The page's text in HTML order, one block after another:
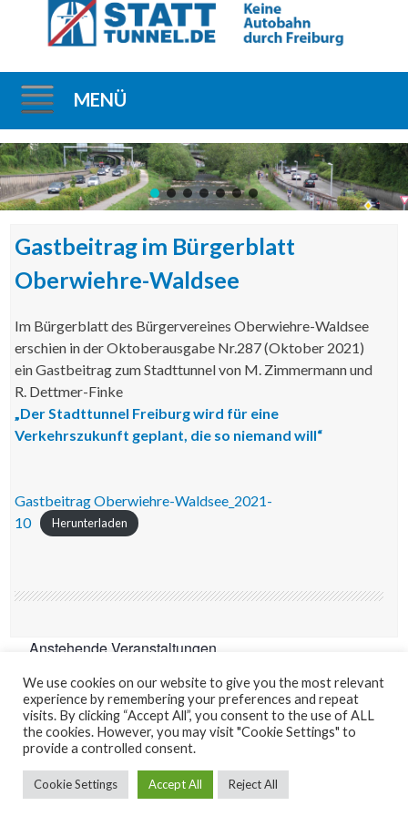
MENÜ
Direkt
zum
Inhalt
Gastbeitrag im Bürgerblatt
Oberwiehre-Waldsee
Im Bürgerblatt des Bürgervereines Oberwiehre-Waldsee
erschien in der Oktoberausgabe Nr.287 (Oktober 2021)
ein Gastbeitrag zum Stadttunnel von M. Zimmermann und
R. Dettmer-Finke
„Der Stadttunnel Freiburg wird für eine
Verkehrszukunft geplant, die so niemand will“
Gastbeitrag Oberwiehre-Waldsee_2021-
10
Herunterladen
Anstehende Veranstaltungen
Es sind keine anstehenden Veranstaltungen vorhanden.
Datenschutzerklärung
We use cookies on our website to give you the most relevant
experience by remembering your preferences and repeat
visits. By clicking “Accept All”, you consent to the use of ALL
the cookies. However, you may visit "Cookie Settings" to
provide a controlled consent.
Cookie Settings Accept All Reject All